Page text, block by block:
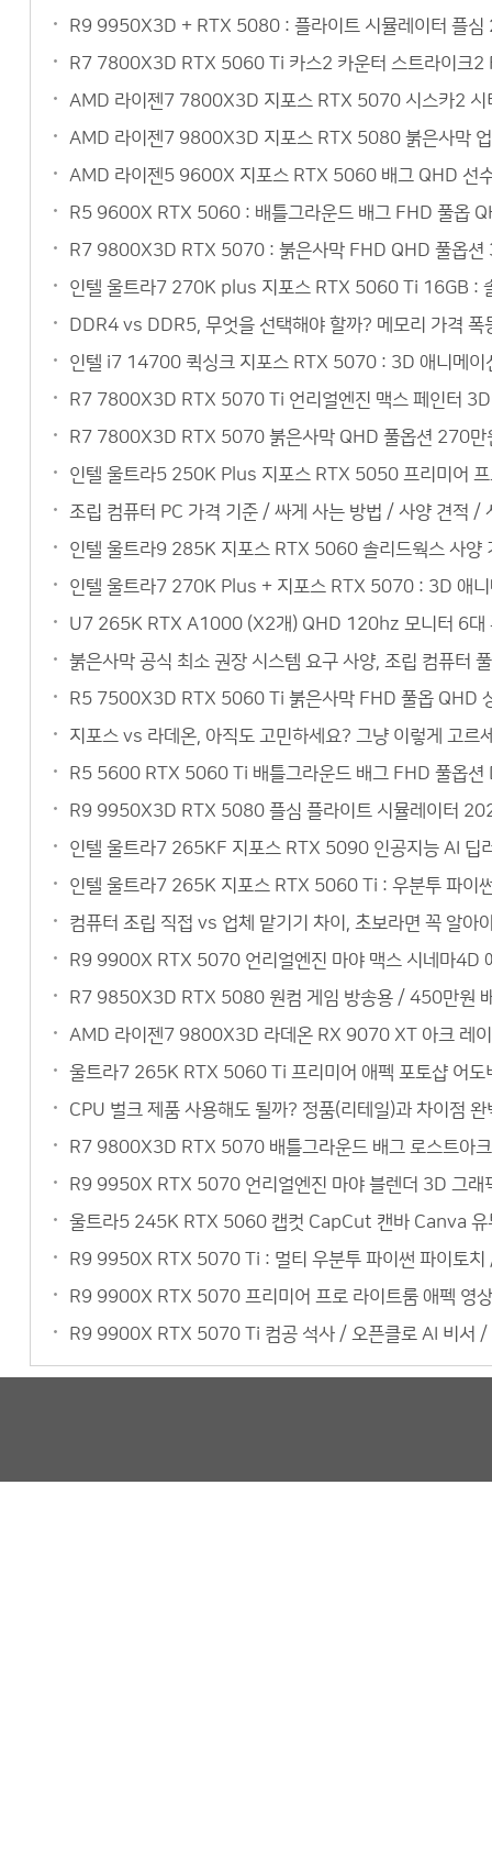
R9 9950X3D + RTX 5080 : 플라이트 시뮬레이터 플
R7 7800X3D RTX 5060 Ti 카스2 카운터 스트라이크2
AMD 라이젠7 7800X3D 지포스 RTX 5070 시스카2 시
AMD 라이젠7 9800X3D 지포스 RTX 5080 붉은사막
AMD 라이젠5 9600X 지포스 RTX 5060 배그 QHD 선
R5 9600X RTX 5060 : 배틀그라운드 배그 FHD 풀옵
R7 9800X3D RTX 5070 : 붉은사막 FHD QHD 풀옵션
인텔 울트라7 270K plus 지포스 RTX 5060 Ti 16GB :
DDR4 vs DDR5, 무엇을 선택해야 할까? 메모리 가격
인텔 i7 14700 퀵싱크 지포스 RTX 5070 : 3D 애니메이
R7 7800X3D RTX 5070 Ti 언리얼엔진 맥스 페인터 3D
R7 7800X3D RTX 5070 붉은사막 QHD 풀옵션 270만
인텔 울트라5 250K Plus 지포스 RTX 5050 프리미어
조립 컴퓨터 PC 가격 기준 / 싸게 사는 방법 / 사양 견적 /
인텔 울트라9 285K 지포스 RTX 5060 솔리드웍스 사양
인텔 울트라7 270K Plus + 지포스 RTX 5070 : 3D 애니
U7 265K RTX A1000 (X2개) QHD 120hz 모니터 6대
붉은사막 공식 최소 권장 시스템 요구 사양, 조립 컴퓨터
R5 7500X3D RTX 5060 Ti 붉은사막 FHD 풀옵 QHD
지포스 vs 라데온, 아직도 고민하세요? 그냥 이렇게 고
R5 5600 RTX 5060 Ti 배틀그라운드 배그 FHD 풀옵션
R9 9950X3D RTX 5080 플심 플라이트 시뮬레이터
인텔 울트라7 265KF 지포스 RTX 5090 인공지능 AI 딥
인텔 울트라7 265K 지포스 RTX 5060 Ti : 우분투 파이
컴퓨터 조립 직접 vs 업체 맡기기 차이, 초보라면 꼭 알아
R9 9900X RTX 5070 언리얼엔진 마야 맥스 시네마4D
R7 9850X3D RTX 5080 원컴 게임 방송용 / 450만원
AMD 라이젠7 9800X3D 라데온 RX 9070 XT 아크 레
울트라7 265K RTX 5060 Ti 프리미어 애펙 포토샵 어도
CPU 벌크 제품 사용해도 될까? 정품(리테일)과 차이점
R7 9800X3D RTX 5070 배틀그라운드 배그 로스트아
R9 9950X RTX 5070 언리얼엔진 마야 블렌더 3D 그래
울트라5 245K RTX 5060 캡컷 CapCut 캔바 Canva 유
R9 9950X RTX 5070 Ti : 멀티 우분투 파이썬 파이토치
R9 9900X RTX 5070 프리미어 프로 라이트룸 애펙 영
R9 9900X RTX 5070 Ti 컴공 석사 / 오픈클로 AI 비서 /